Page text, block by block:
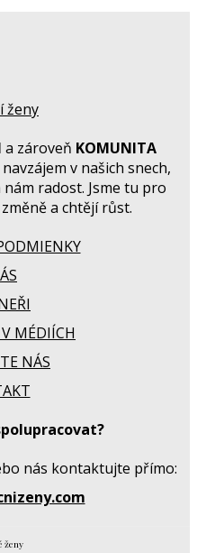
a zároveň KOMUNITA
v našich snech,
radost. Jsme tu pro
a chtějí růst.
MÉDIÍCH
NÁS
nás kontaktujte přímo:
ženy